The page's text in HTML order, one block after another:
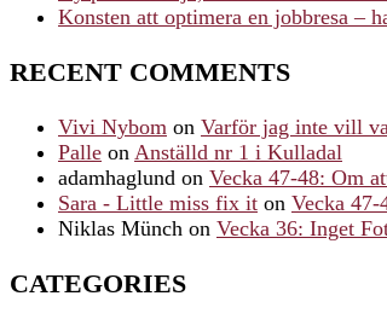
Konsten att optimera en jobbresa –
RECENT COMMENTS
Vivi Nybom on Varför jag inte vill
Palle on Anställd nr 1 i Kulladal
adamhaglund on Vecka 47-48: Om
Sara - Little miss fix it on Vecka 47-
Niklas Münch on Vecka 36: Inget
CATEGORIES